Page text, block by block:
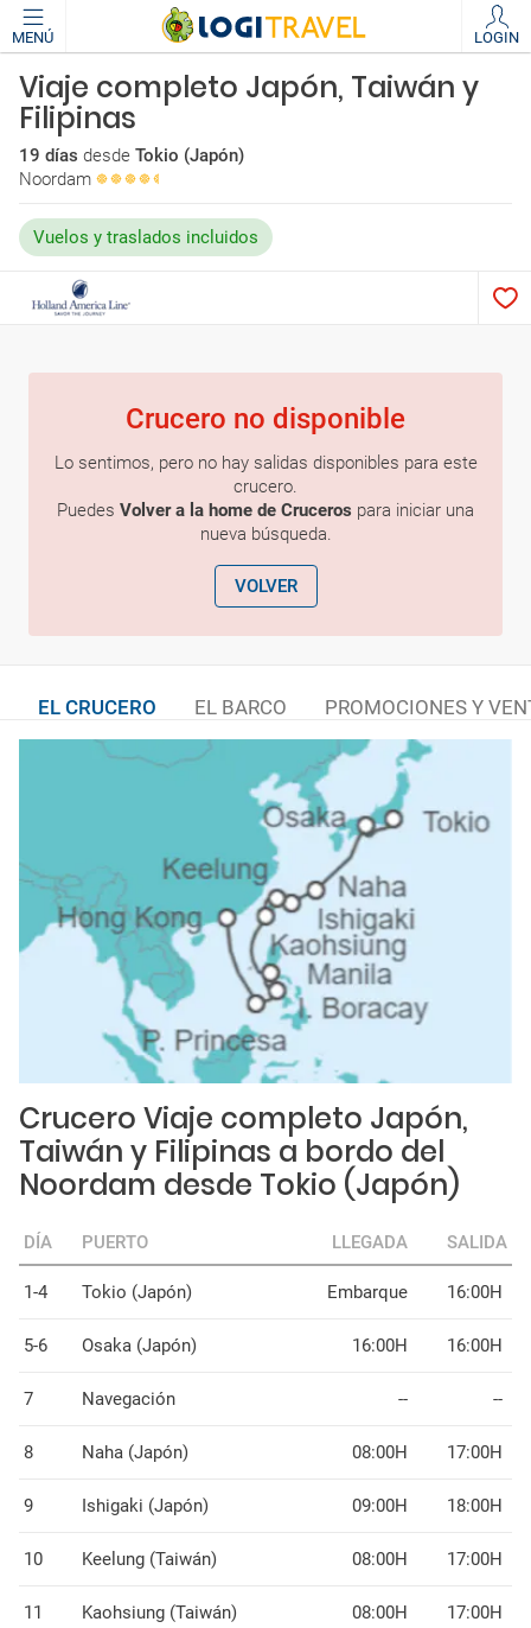
MENÚ LOGIN
Viaje completo Japón, Taiwán y
Filipinas
19 días desde Tokio (Japón)
Noordam
Vuelos y traslados incluidos
Crucero no disponible
Lo sentimos, pero no hay salidas disponibles para este
crucero.
Puedes Volver a la home de Cruceros para iniciar una
nueva búsqueda.
VOLVER
EL CRUCERO EL BARCO PROMOCIONES Y
Crucero Viaje completo Japón,
Taiwán y Filipinas a bordo del
Noordam desde Tokio (Japón)
DÍA PUERTO LLEGADA SALIDA
1-4 Tokio (Japón) Embarque 16:00H
5-6 Osaka (Japón) 16:00H 16:00H
7 Navegación -- --
8 Naha (Japón) 08:00H 17:00H
9 Ishigaki (Japón) 09:00H 18:00H
10 Keelung (Taiwán) 08:00H 17:00H
11 Kaohsiung (Taiwán) 08:00H 17:00H